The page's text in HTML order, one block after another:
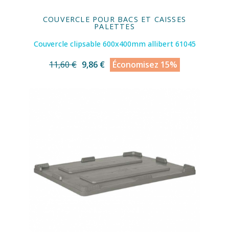
COUVERCLE POUR BACS ET CAISSES
PALETTES
Couvercle clipsable 600x400mm allibert 61045
11,60 € 9,86 € Économisez 15%